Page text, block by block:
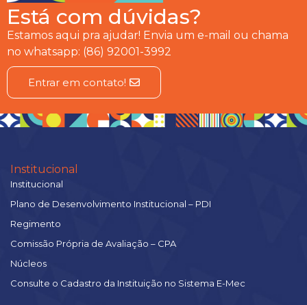
Está com dúvidas?
Estamos aqui pra ajudar! Envia um e-mail ou chama
no whatsapp: (86) 92001-3992
Entrar em contato!
Institucional
Institucional
Plano de Desenvolvimento Institucional – PDI
Regimento
Comissão Própria de Avaliação – CPA
Núcleos
Consulte o Cadastro da Instituição no Sistema E-Mec